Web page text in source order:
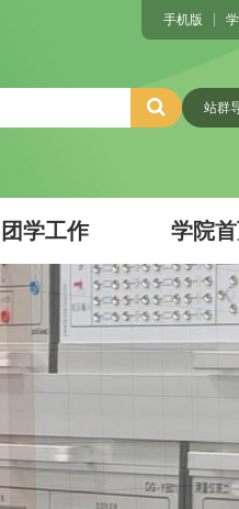
手机版
站群
团学工作 学院